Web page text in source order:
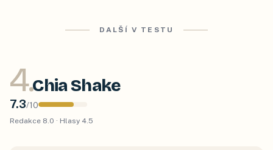
DALŠÍ V TESTU
4.Chia Shake
7.3/10
Redakce 8.0 · Hlasy 4.5